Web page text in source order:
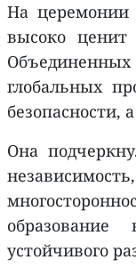
На церемонии
высоко ценит
глобальных
безопасности,
Она
устойчивого